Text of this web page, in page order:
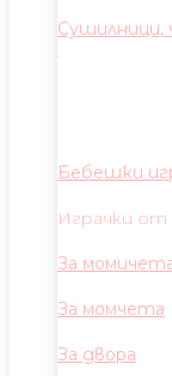
Бебешки
Играчки от
За
За момчета
За двора